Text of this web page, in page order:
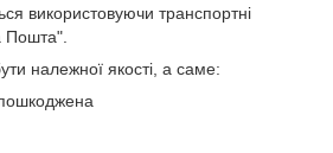
використовуючи транспортні
Пошта".
належної якості, а саме: